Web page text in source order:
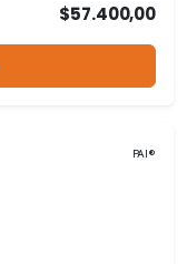
$57.400,00
PAI®